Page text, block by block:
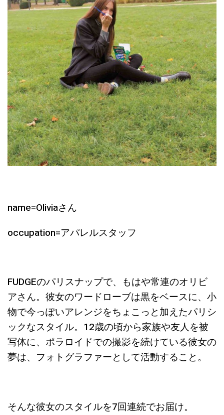
name=Oliviaさん
occupation=アパレルスタッフ
FUDGEのパリスナップで、もはや常連のオリビ
アさん。彼女のワードローブは黒をベースに、小
物で今っぽいアレンジをちょこっと加えたパリシ
ックなスタイル。12歳の頃から家族や友人を被
写体に、ポラロイドでの撮影を続けている彼女の
夢は、フォトグラファーとして活動すること。
そんな彼女のスタイルを7回連続でお届け。